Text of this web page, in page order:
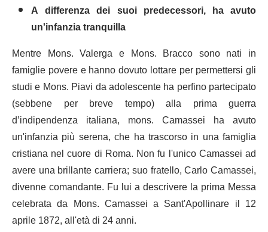
A differenza dei suoi predecessori, ha avuto
un'infanzia tranquilla
Mentre Mons. Valerga e Mons. Bracco sono nati in
famiglie povere e hanno dovuto lottare per permettersi gli
studi e Mons. Piavi da adolescente ha perfino partecipato
(sebbene per breve tempo) alla prima guerra
d’indipendenza italiana, mons. Camassei ha avuto
un'infanzia più serena, che ha trascorso in una famiglia
cristiana nel cuore di Roma. Non fu l'unico Camassei ad
avere una brillante carriera; suo fratello, Carlo Camassei,
divenne comandante. Fu lui a descrivere la prima Messa
celebrata da Mons. Camassei a Sant'Apollinare il 12
aprile 1872, all'età di 24 anni.